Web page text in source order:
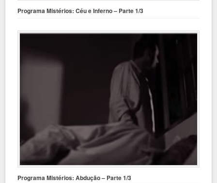
Programa Mistérios: Céu e Inferno – Parte 1/3
Programa Mistérios: Abdução – Parte 1/3